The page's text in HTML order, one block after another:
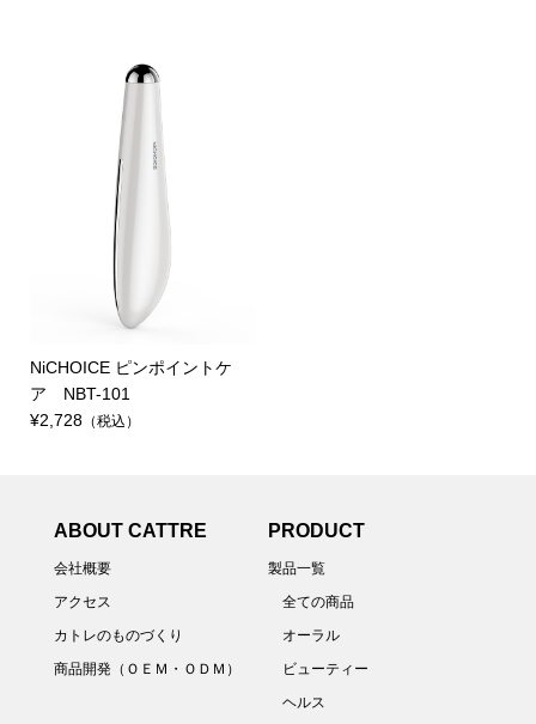
NiCHOICE ピンポイントケ
ア NBT-101
¥2,728（税込）
ABOUT CATTRE
会社概要
アクセス
カトレのものづくり
商品開発（ＯＥＭ・ＯＤＭ）
PRODUCT
製品一覧
全ての商品
オーラル
ビューティー
ヘルス